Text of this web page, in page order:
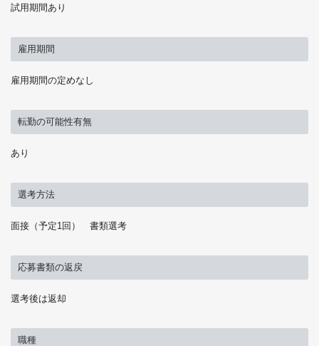
試用期間あり
雇用期間
雇用期間の定めなし
転勤の可能性有無
あり
選考方法
面接（予定1回） 書類選考
応募書類の返戻
選考後は返却
職種